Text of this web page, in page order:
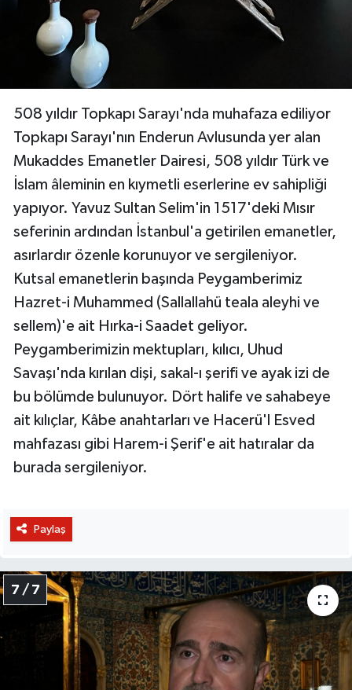
508 yıldır Topkapı Sarayı'nda muhafaza ediliyor
Topkapı Sarayı'nın Enderun Avlusunda yer alan
Mukaddes Emanetler Dairesi, 508 yıldır Türk ve
İslam âleminin en kıymetli eserlerine ev sahipliği
yapıyor. Yavuz Sultan Selim'in 1517'deki Mısır
seferinin ardından İstanbul'a getirilen emanetler,
asırlardır özenle korunuyor ve sergileniyor.
Kutsal emanetlerin başında Peygamberimiz
Hazret-i Muhammed (Sallallahü teala aleyhi ve
sellem)'e ait Hırka-i Saadet geliyor.
Peygamberimizin mektupları, kılıcı, Uhud
Savaşı'nda kırılan dişi, sakal-ı şerifi ve ayak izi de
bu bölümde bulunuyor. Dört halife ve sahabeye
ait kılıçlar, Kâbe anahtarları ve Hacerü'l Esved
mahfazası gibi Harem-i Şerif'e ait hatıralar da
burada sergileniyor.
Paylaş
7 / 7